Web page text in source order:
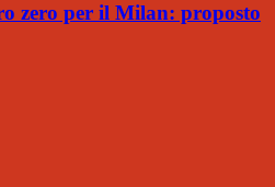
zero per il Milan: proposto